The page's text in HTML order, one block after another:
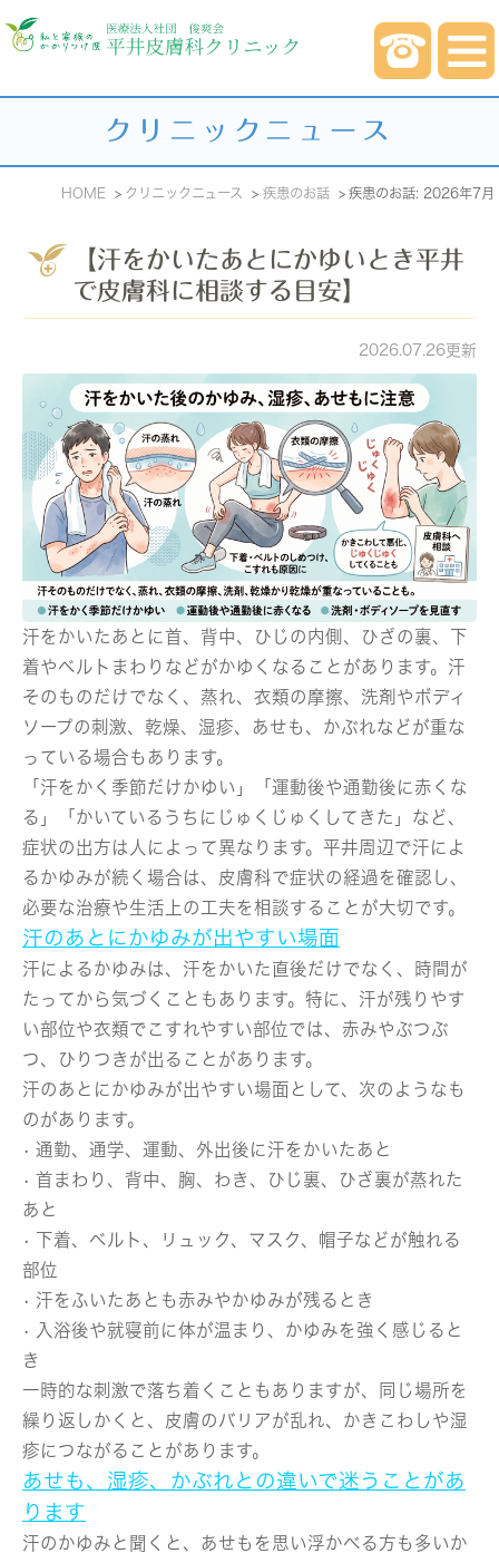
クリニックニュース
HOME クリニックニュース 疾患のお話 疾患のお話: 2026年7月
【汗をかいたあとにかゆいとき平井
で皮膚科に相談する目安】
2026.07.26更新
汗をかいたあとに首、背中、ひじの内側、ひざの裏、下
着やベルトまわりなどがかゆくなることがあります。汗
そのものだけでなく、蒸れ、衣類の摩擦、洗剤やボディ
ソープの刺激、乾燥、湿疹、あせも、かぶれなどが重な
っている場合もあります。
「汗をかく季節だけかゆい」「運動後や通勤後に赤くな
る」「かいているうちにじゅくじゅくしてきた」など、
症状の出方は人によって異なります。平井周辺で汗によ
るかゆみが続く場合は、皮膚科で症状の経過を確認し、
必要な治療や生活上の工夫を相談することが大切です。
汗のあとにかゆみが出やすい場面
汗によるかゆみは、汗をかいた直後だけでなく、時間が
たってから気づくこともあります。特に、汗が残りやす
い部位や衣類でこすれやすい部位では、赤みやぶつぶ
つ、ひりつきが出ることがあります。
汗のあとにかゆみが出やすい場面として、次のようなも
のがあります。
• 通勤、通学、運動、外出後に汗をかいたあと
• 首まわり、背中、胸、わき、ひじ裏、ひざ裏が蒸れた
あと
• 下着、ベルト、リュック、マスク、帽子などが触れる
部位
• 汗をふいたあとも赤みやかゆみが残るとき
• 入浴後や就寝前に体が温まり、かゆみを強く感じると
き
一時的な刺激で落ち着くこともありますが、同じ場所を
繰り返しかくと、皮膚のバリアが乱れ、かきこわしや湿
疹につながることがあります。
あせも、湿疹、かぶれとの違いで迷うことがあ
ります
汗のかゆみと聞くと、あせもを思い浮かべる方も多いか